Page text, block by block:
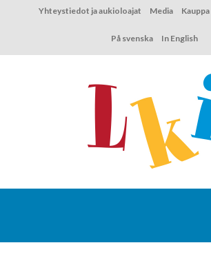
Yhteystiedot ja aukioloajat Media Kauppa
På svenska In English